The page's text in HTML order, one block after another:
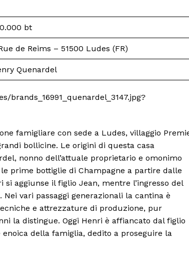
bt
de Reims – 51500 Ludes (FR)
Quenardel
famigliare con sede a Ludes, villaggio
bollicine. Le origini di questa casa
nonno dell’attuale proprietario e omonimo
prime bottiglie di Champagne a partire dalle
aggiunse il figlio Jean, mentre l’ingresso del
vari passaggi generazionali la cantina è
e attrezzature di produzione, pur
la distingue. Oggi Henri è affiancato dal figlio
della famiglia, dedito a proseguire la